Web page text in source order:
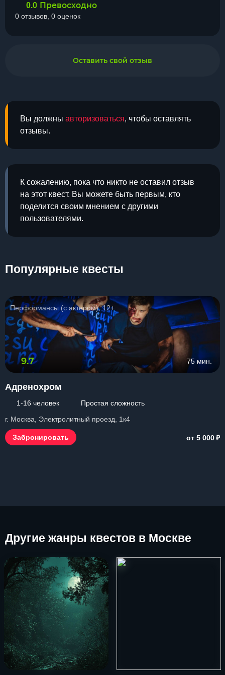
Вы должны авторизоваться, чтобы оставлять
отзывы.
К сожалению, пока что никто не оставил отзыв
на этот квест. Вы можете быть первым, кто
поделится своим мнением с другими
пользователями.
0.0 Превосходно
0 отзывов, 0 оценок
Оставить свой отзыв
Популярные квесты
Перформансы (с актером), 12+
9.7 75 мин.
Адренохром
1-16 человек
Простая сложность
г. Москва, Электролитный проезд, 1к4
Забронировать от 5 000₽
Другие жанры квестов в Москве